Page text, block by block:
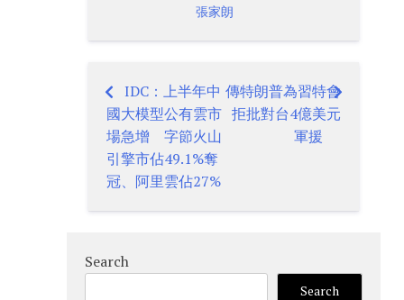
張家朗
Post
navigation
IDC：上半年中
國大模型公有雲市
場急增 字節火山
引擎市佔49.1%奪
冠、阿里雲佔27%
傳特朗普為習特會
拒批對台4億美元
軍援
Search
Search